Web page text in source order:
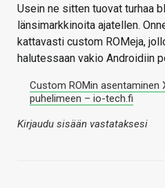
Usein ne sitten tuovat turhaa
länsimarkkinoita ajatellen.
kattavasti custom ROMeja,
halutessaan vakio Androidiin
Custom ROMin asentaminen
puhelimeen – io-tech.fi
Kirjaudu sisään vastataksesi